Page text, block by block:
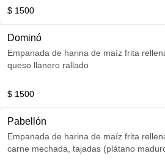
$ 1500
Dominó
Empanada de harina de maíz frita
queso llanero rallado
$ 1500
Pabellón
Empanada de harina de maíz frita
carne mechada, tajadas (plátano